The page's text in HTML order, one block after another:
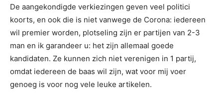
De aangekondigde verkiezingen geven veel politici
koorts, en ook die is niet vanwege de Corona: iedereen
wil premier worden, plotseling zijn er partijen van 2-3
man en ik garandeer u: het zijn allemaal goede
kandidaten. Ze kunnen zich niet verenigen in 1 partij,
omdat iedereen de baas wil zijn, wat voor mij voer
genoeg is voor nog vele leuke artikelen.